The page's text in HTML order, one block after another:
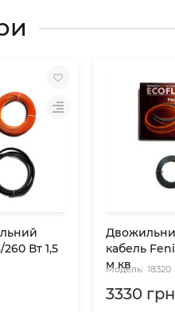
Вт 1,5
кабель
м кв
18320
3330